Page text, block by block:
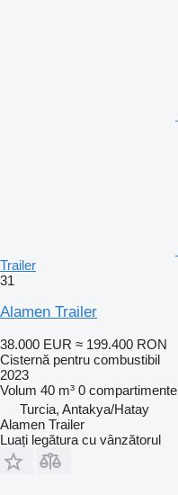
Trailer
31
Alamen Trailer
38.000 EUR ≈ 199.400 RON
Cisternă pentru combustibil
2023
Volum 40 m³ 0 compartimente
Turcia, Antakya/Hatay
Alamen Trailer
Luați legătura cu vânzătorul